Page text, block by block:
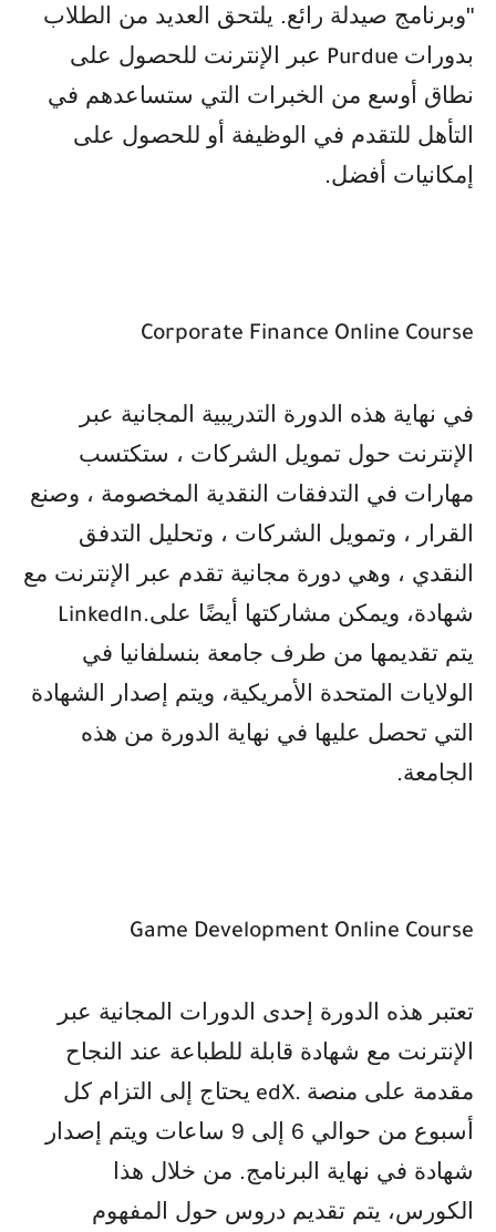
"وبرنامج صيدلة رائع. يلتحق العديد من الطلاب
بدورات Purdue عبر الإنترنت للحصول على
نطاق أوسع من الخبرات التي ستساعدهم في
التأهل للتقدم في الوظيفة أو للحصول على
إمكانيات أفضل.
Corporate Finance Online Course
في نهاية هذه الدورة التدريبية المجانية عبر
الإنترنت حول تمويل الشركات ، ستكتسب
مهارات في التدفقات النقدية المخصومة ، وصنع
القرار ، وتمويل الشركات ، وتحليل التدفق
النقدي ، وهي دورة مجانية تقدم عبر الإنترنت مع
شهادة، ويمكن مشاركتها أيضًا علىLinkedIn.
يتم تقديمها من طرف جامعة بنسلفانيا في
الولايات المتحدة الأمريكية، ويتم إصدار الشهادة
التي تحصل عليها في نهاية الدورة من هذه
الجامعة.
Game Development Online Course
تعتبر هذه الدورة إحدى الدورات المجانية عبر
الإنترنت مع شهادة قابلة للطباعة عند النجاح
مقدمة على منصة edX. يحتاج إلى التزام كل
أسبوع من حوالي 6 إلى 9 ساعات ويتم إصدار
شهادة في نهاية البرنامج. من خلال هذا
الكورس، يتم تقديم دروس حول المفهوم